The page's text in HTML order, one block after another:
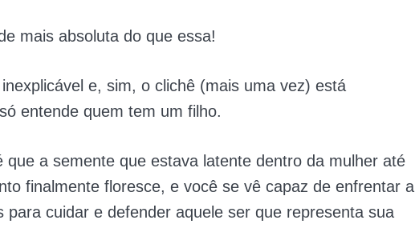
mais absoluta do que essa!
e, sim, o clichê (mais uma vez) está
entende quem tem um filho.
que a semente que estava latente dentro da mulher até
finalmente floresce, e você se vê capaz de enfrentar a
para cuidar e defender aquele ser que representa sua